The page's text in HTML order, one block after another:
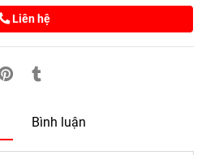
Liên hệ
Bình luận